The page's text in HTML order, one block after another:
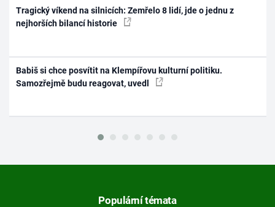
Tragický víkend na silnicích: Zemřelo 8 lidí, jde o jednu z
nejhorších bilancí historie
Babiš si chce posvítit na Klempířovu kulturní politiku.
Samozřejmě budu reagovat, uvedl
Populární témata